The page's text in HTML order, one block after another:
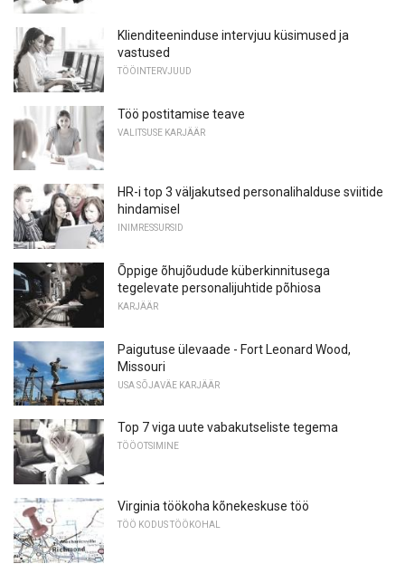
Klienditeeninduse intervjuu küsimused ja
vastused
TÖÖINTERVJUUD
Töö postitamise teave
VALITSUSE KARJÄÄR
HR-i top 3 väljakutsed personalihalduse sviitide
hindamisel
INIMRESSURSID
Õppige õhujõudude küberkinnitusega
tegelevate personalijuhtide põhiosa
KARJÄÄR
Paigutuse ülevaade - Fort Leonard Wood,
Missouri
USA SÕJAVÄE KARJÄÄR
Top 7 viga uute vabakutseliste tegema
TÖÖOTSIMINE
Virginia töökoha kõnekeskuse töö
TÖÖ KODUS TÖÖKOHAL